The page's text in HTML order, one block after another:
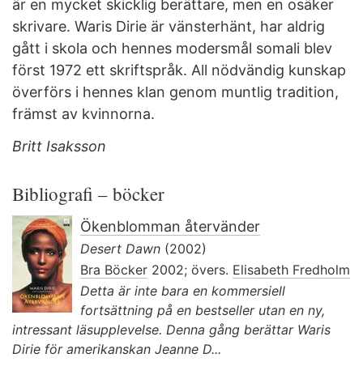
är en mycket skicklig berättare, men en osäker
skrivare. Waris Dirie är vänsterhänt, har aldrig
gått i skola och hennes modersmål somali blev
först 1972 ett skriftspråk. All nödvändig kunskap
överförs i hennes klan genom muntlig tradition,
främst av kvinnorna.
Britt Isaksson
Bibliografi – böcker
Ökenblomman återvänder
Desert Dawn (2002)
Bra Böcker 2002; övers. Elisabeth Fredholm
Detta är inte bara en kommersiell
fortsättning på en bestseller utan en ny,
intressant läsupplevelse. Denna gång berättar Waris
Dirie för amerikanskan Jeanne D...